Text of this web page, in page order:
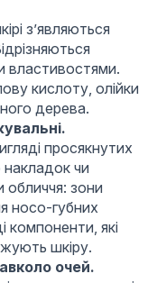
з’являються
властивостями.
кислоту, олійки
дерева.
просякнутих
чи
обличчя: зони
носо-губних
які
шкіру.
очей.